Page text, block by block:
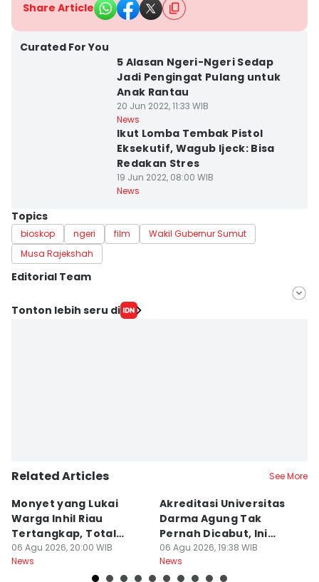
Share Article
Curated For You
5 Alasan Ngeri-Ngeri Sedap
Jadi Pengingat Pulang untuk
Anak Rantau
20 Jun 2022, 11:33 WIB
News
Ikut Lomba Tembak Pistol
Eksekutif, Wagub Ijeck: Bisa
Redakan Stres
19 Jun 2022, 08:00 WIB
News
Topics
bioskop ngeri film
Wakil Gubernur Sumut
Musa Rajekshah
Editorial Team
Editor
Tonton lebih seru di
Related Articles See More
Monyet yang Lukai
Warga Inhil Riau
Tertangkap, Total
Korban 19 Orang
06 Agu 2026, 20:00 WIB
News
Akreditasi Universitas
Darma Agung Tak
Pernah Dicabut, Ini
Penjelasan Pihak
Kampus
06 Agu 2026, 19:38 WIB
News